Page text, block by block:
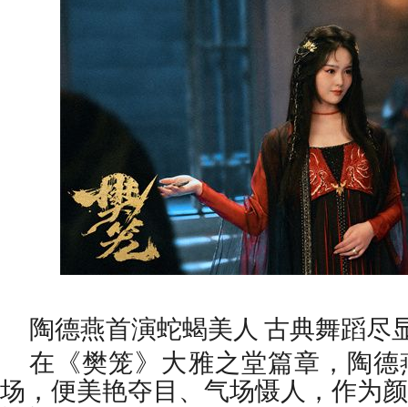
陶德燕首演蛇蝎美人 古典舞蹈尽
在《樊笼》大雅之堂篇章，陶
场，便美艳夺目、气场慑人，作为